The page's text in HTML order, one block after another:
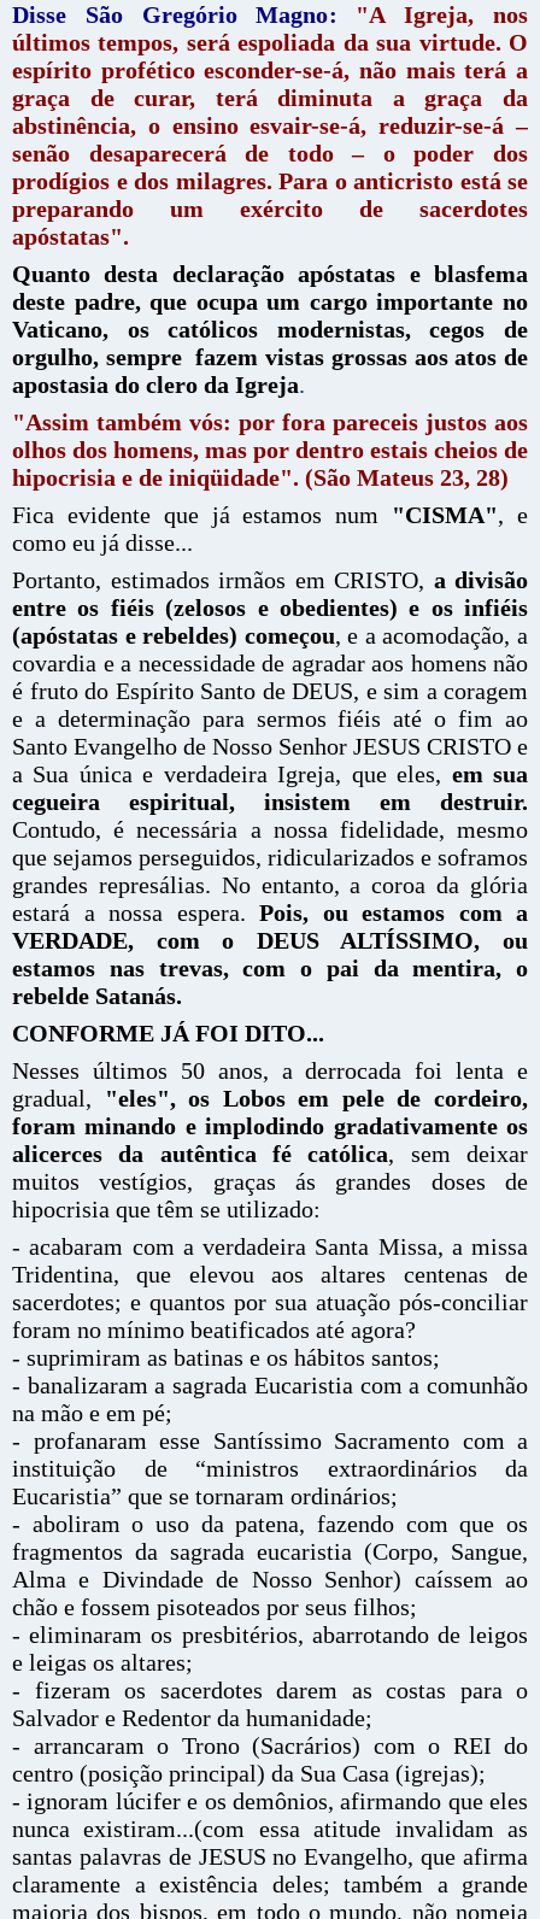
Disse São Gregório Magno: "A Igreja, nos
últimos tempos, será espoliada da sua virtude. O
espírito profético esconder-se-á, não mais terá a
graça de curar, terá diminuta a graça da
abstinência, o ensino esvair-se-á, reduzir-se-á –
senão desaparecerá de todo – o poder dos
prodígios e dos milagres. Para o anticristo está se
preparando um exército de sacerdotes
apóstatas".
Quanto desta declaração apóstatas e blasfema
deste padre, que ocupa um cargo importante no
Vaticano, os católicos modernistas, cegos de
orgulho, sempre fazem vistas grossas aos atos de
apostasia do clero da Igreja.
"Assim também vós: por fora pareceis justos aos
olhos dos homens, mas por dentro estais cheios de
hipocrisia e de iniqüidade". (São Mateus 23, 28)
Fica evidente que já estamos num
"CISMA", e
como eu já disse...
Portanto, estimados irmãos em CRISTO, a divisão
entre os fiéis (zelosos e obedientes) e os infiéis
(apóstatas e rebeldes) começou, e a acomodação, a
covardia e a necessidade de agradar aos homens não
é fruto do Espírito Santo de DEUS, e sim a coragem
e a determinação para sermos fiéis até o fim ao
Santo Evangelho de Nosso Senhor JESUS CRISTO e
a Sua única e verdadeira Igreja, que eles, em sua
cegueira espiritual, insistem em destruir.
Contudo, é necessária a nossa fidelidade, mesmo
que sejamos perseguidos, ridicularizados e soframos
grandes represálias. No entanto, a coroa da glória
estará a nossa espera. Pois, ou estamos com a
VERDADE, com o DEUS ALTÍSSIMO, ou
estamos nas trevas, com o pai da mentira, o
rebelde Satanás.
CONFORME JÁ FOI DITO...
Nesses últimos 50 anos, a derrocada foi lenta e
gradual,
"eles", os Lobos em pele de cordeiro,
foram minando e implodindo gradativamente os
alicerces da autêntica fé católica, sem deixar
muitos vestígios, graças ás grandes doses de
hipocrisia que têm se utilizado:
- acabaram com a verdadeira Santa Missa, a missa
Tridentina, que elevou aos altares centenas de
sacerdotes; e quantos por sua atuação pós-conciliar
foram no mínimo beatificados até agora?
- suprimiram as batinas e os hábitos santos;
- banalizaram a sagrada Eucaristia com a comunhão
na mão e em pé;
- profanaram esse Santíssimo Sacramento com a
instituição de “ministros extraordinários da
Eucaristia” que se tornaram ordinários;
- aboliram o uso da patena, fazendo com que os
fragmentos da sagrada eucaristia (Corpo, Sangue,
Alma e Divindade de Nosso Senhor) caíssem ao
chão e fossem pisoteados por seus filhos;
- eliminaram os presbitérios, abarrotando de leigos
e leigas os altares;
- fizeram os sacerdotes darem as costas para o
Salvador e Redentor da humanidade;
- arrancaram o Trono (Sacrários) com o REI do
centro (posição principal) da Sua Casa (igrejas);
- ignoram lúcifer e os demônios, afirmando que eles
nunca existiram...(com essa atitude invalidam as
santas palavras de JESUS no Evangelho, que afirma
claramente a existência deles; também a grande
maioria dos bispos, em todo o mundo, não nomeia